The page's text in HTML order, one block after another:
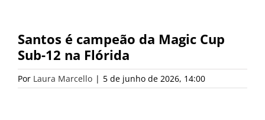
Santos é campeão da Magic Cup
Sub-12 na Flórida
Por Laura Marcello | 5 de junho de 2026, 14:00